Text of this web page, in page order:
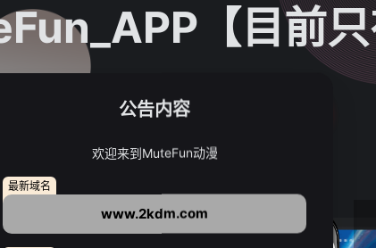
【目前只
公告内容
欢迎来到MuteFun动漫
最新域名
www.2kdm.com